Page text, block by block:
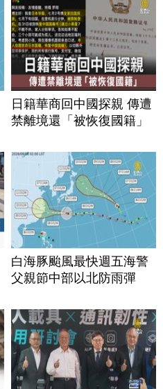
日籍華商回中國探親 傳遭
禁離境還「被恢復國籍」
白海豚颱風最快週五海警
父親節中部以北防雨彈